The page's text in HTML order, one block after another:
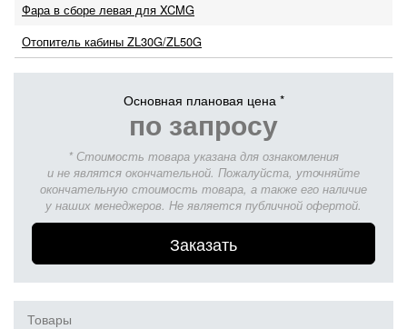
Фара в сборе левая для XCMG
Отопитель кабины ZL30G/ZL50G
Основная плановая цена *
по запросу
* Стоимость товара указана для ознакомления
и не являтся окончательной. Пожалуйста, уточняйте
окончательную стоимость товара, а также его наличие
у наших менеджеров. Не является публичной офертой.
Заказать
Товары